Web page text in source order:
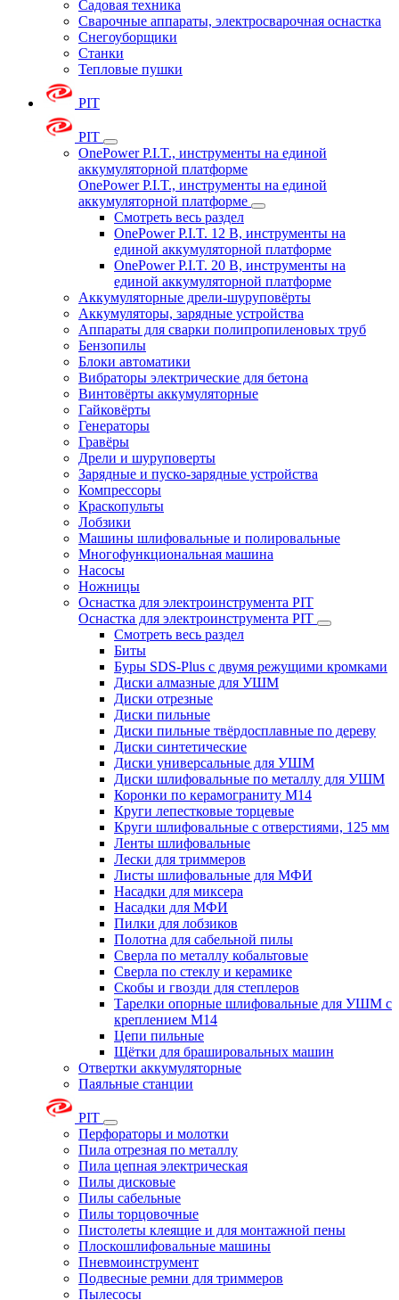
Садовая техника
Сварочные аппараты, электросварочная оснастка
Снегоуборщики
Станки
Тепловые пушки
PIT
PIT
OnePower P.I.T., инструменты на единой
аккумуляторной платформе
OnePower P.I.T., инструменты на единой
аккумуляторной платформе
Смотреть весь раздел
OnePower P.I.T. 12 В, инструменты на
единой аккумуляторной платформе
OnePower P.I.T. 20 В, инструменты на
единой аккумуляторной платформе
Аккумуляторные дрели-шуруповёрты
Аккумуляторы, зарядные устройства
Аппараты для сварки полипропиленовых труб
Бензопилы
Блоки автоматики
Вибраторы электрические для бетона
Винтовёрты аккумуляторные
Гайковёрты
Генераторы
Гравёры
Дрели и шуруповерты
Зарядные и пуско-зарядные устройства
Компрессоры
Краскопульты
Лобзики
Машины шлифовальные и полировальные
Многофункциональная машина
Насосы
Ножницы
Оснастка для электроинструмента PIT
Оснастка для электроинструмента PIT
Смотреть весь раздел
Биты
Буры SDS-Plus c двумя режущими кромками
Диски алмазные для УШМ
Диски отрезные
Диски пильные
Диски пильные твёрдосплавные по дереву
Диски синтетические
Диски универсальные для УШМ
Диски шлифовальные по металлу для УШМ
Коронки по керамограниту M14
Круги лепестковые торцевые
Круги шлифовальные с отверстиями, 125 мм
Ленты шлифовальные
Лески для триммеров
Листы шлифовальные для МФИ
Насадки для миксера
Насадки для МФИ
Пилки для лобзиков
Полотна для сабельной пилы
Сверла по металлу кобальтовые
Сверла по стеклу и керамике
Скобы и гвозди для степлеров
Тарелки опорные шлифовальные для УШМ с
креплением М14
Цепи пильные
Щётки для брашировальных машин
Отвертки аккумуляторные
Паяльные станции
PIT
Перфораторы и молотки
Пила отрезная по металлу
Пила цепная электрическая
Пилы дисковые
Пилы сабельные
Пилы торцовочные
Пистолеты клеящие и для монтажной пены
Плоскошлифовальные машины
Пневмоинструмент
Подвесные ремни для триммеров
Пылесосы